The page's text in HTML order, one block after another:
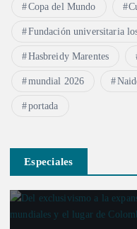
Copa del Mundo
Fundación universitaria
Hasbreidy Marentes
mundial 2026
portada
Especiales